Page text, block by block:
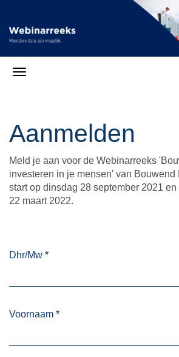
Aanmelden
Meld je aan voor de Webinarreeks
investeren in je mensen' van
start op dinsdag 28 september 2021
22 maart 2022.
Dhr/Mw *
Voornaam *